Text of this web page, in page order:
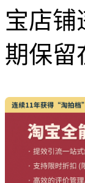
宝店铺
期保留